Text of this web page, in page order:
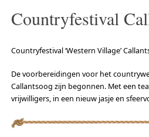
Countryfestival
Countryfestival ‘Western Village’
De voorbereidingen voor het
Callantsoog zijn begonnen. Met een
vrijwilligers, in een nieuw jasje en